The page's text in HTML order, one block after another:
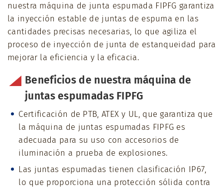
nuestra máquina de junta espumada FIPFG garantiza
la inyección estable de juntas de espuma en las
cantidades precisas necesarias, lo que agiliza el
proceso de inyección de junta de estanqueidad para
mejorar la eficiencia y la eficacia.
Beneficios de nuestra máquina de
juntas espumadas FIPFG
Certificación de PTB, ATEX y UL, que garantiza que
la máquina de juntas espumadas FIPFG es
adecuada para su uso con accesorios de
iluminación a prueba de explosiones.
Las juntas espumadas tienen clasificación IP67,
lo que proporciona una protección sólida contra